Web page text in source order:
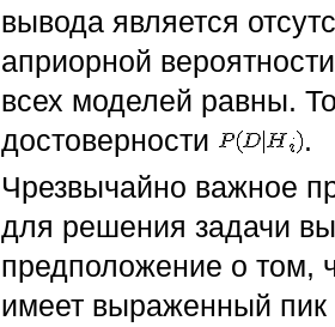
вывода является
априорной
всех моделей равны.
достоверности
.
Чрезвычайно важное
для решения задачи
предположение о том,
имеет выраженный пик